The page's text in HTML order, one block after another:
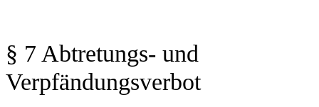
§ 7 Abtretungs- und
Verpfändungsverbot